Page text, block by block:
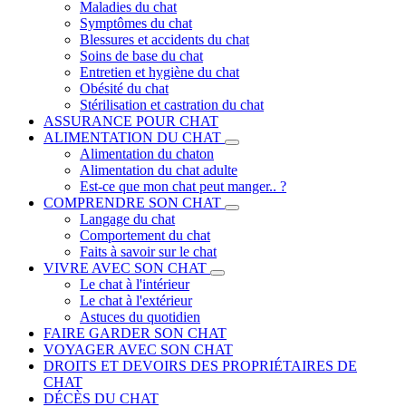
Maladies du chat
Symptômes du chat
Blessures et accidents du chat
Soins de base du chat
Entretien et hygiène du chat
Obésité du chat
Stérilisation et castration du chat
ASSURANCE POUR CHAT
ALIMENTATION DU CHAT
Alimentation du chaton
Alimentation du chat adulte
Est-ce que mon chat peut manger.. ?
COMPRENDRE SON CHAT
Langage du chat
Comportement du chat
Faits à savoir sur le chat
VIVRE AVEC SON CHAT
Le chat à l'intérieur
Le chat à l'extérieur
Astuces du quotidien
FAIRE GARDER SON CHAT
VOYAGER AVEC SON CHAT
DROITS ET DEVOIRS DES PROPRIÉTAIRES DE
CHAT
DÉCÈS DU CHAT